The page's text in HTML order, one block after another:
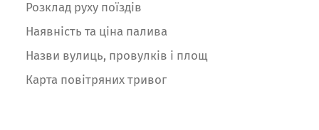
Розклад руху поїздів
Наявність та ціна палива
Назви вулиць, провулків і площ
Карта повітряних тривог